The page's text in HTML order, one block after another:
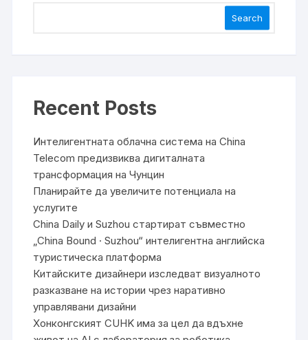
Search
Recent Posts
Интелигентната облачна система на China
Telecom предизвиква дигиталната
трансформация на Чунцин
Планирайте да увеличите потенциала на
услугите
China Daily и Suzhou стартират съвместно
„China Bound · Suzhou“ интелигентна английска
туристическа платформа
Китайските дизайнери изследват визуалното
разказване на истории чрез наративно
управлявани дизайни
Хонконгският CUHK има за цел да вдъхне